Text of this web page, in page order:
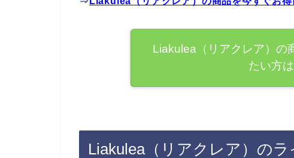
Liakulea（リアクレア）の
たい方
Liakulea（リアクレア）の